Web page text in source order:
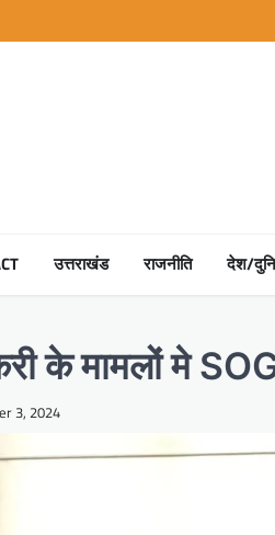
उत्तराखंड राजनीति देश/
के मामलों मे
3, 2024